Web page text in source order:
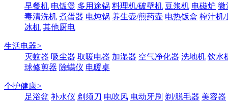
早餐机 电饭煲 多用途锅 料理机/破壁机 豆浆机 电磁炉 微
毒清洗机 煮蛋器 电炖锅 养生壶/煎药壶 电热饭盒 榨汁机/
冰机 其他厨电
生活电器>
灭蚊器 吸尘器 取暖电器 加湿器 空气净化器 洗地机 饮水
球修剪器 除螨仪 电暖桌
个护健康>
足浴盆 补水仪 剃须刀 电吹风 电动牙刷 剃/脱毛器 美容器